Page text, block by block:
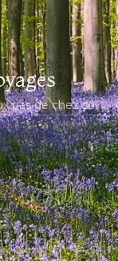
pas de chez soi